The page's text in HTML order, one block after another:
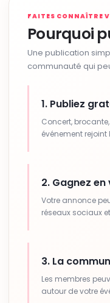
FAITES CONNAÎTRE
Pourquoi
Une publication
communauté qui
1. Publiez
Concert,
événement
2. Gagnez
Votre annonce
réseaux sociaux
3. La
Les membres
autour de votre